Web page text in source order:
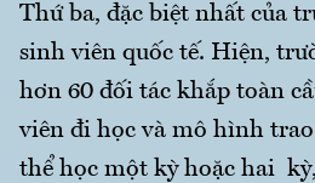
Thứ ba, đặc biệt nhất của
sinh viên quốc tế. Hiện,
hơn 60 đối tác khắp toàn
viên đi học và mô hình trao
thể học một kỳ hoặc hai